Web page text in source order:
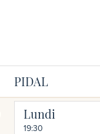
PIDAL
Lundi
19:30